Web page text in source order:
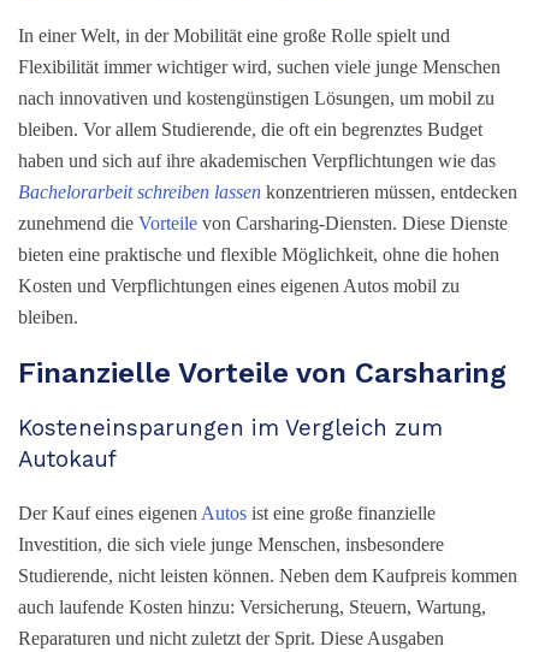
In einer Welt, in der Mobilität eine große Rolle spielt und
Flexibilität immer wichtiger wird, suchen viele junge Menschen
nach innovativen und kostengünstigen Lösungen, um mobil zu
bleiben. Vor allem Studierende, die oft ein begrenztes Budget
haben und sich auf ihre akademischen Verpflichtungen wie das
Bachelorarbeit schreiben lassen konzentrieren müssen, entdecken
zunehmend die Vorteile von Carsharing-Diensten. Diese Dienste
bieten eine praktische und flexible Möglichkeit, ohne die hohen
Kosten und Verpflichtungen eines eigenen Autos mobil zu
bleiben.
Finanzielle Vorteile von Carsharing
Kosteneinsparungen im Vergleich zum
Autokauf
Der Kauf eines eigenen Autos ist eine große finanzielle
Investition, die sich viele junge Menschen, insbesondere
Studierende, nicht leisten können. Neben dem Kaufpreis kommen
auch laufende Kosten hinzu: Versicherung, Steuern, Wartung,
Reparaturen und nicht zuletzt der Sprit. Diese Ausgaben